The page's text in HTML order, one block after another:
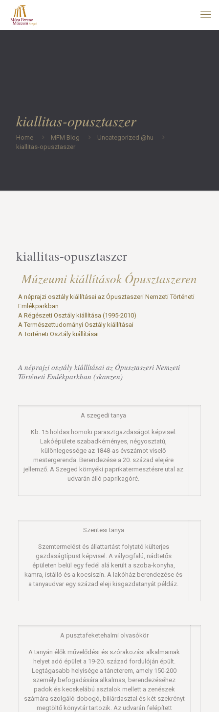
kiallitas-opusztaszer
Home MFM Blog
Uncategorized @hu
kiallitas-opusztaszer
kiallitas-opusztaszer
Múzeumi kiállítások Ópusztaszeren
A néprajzi osztály kiállításai az Ópusztaszeri Nemzeti Történeti
Emlékparkban
A Régészeti Osztály kiállítása (1995-2010)
A Természettudományi Osztály kiállításai
A Történeti Osztály kiállításai
A néprajzi osztály kiállításai az Ópusztaszeri Nemzeti
Történeti Emlékparkban (skanzen)
A szegedi tanya
Kb. 15 holdas homoki parasztgazdaságot képvisel.
Lakóépülete szabadkéményes, négyosztatú,
különlegessége az 1848-as évszámot viselő
mestergerenda. Berendezése a 20. század elejére
jellemző. A Szeged környéki paprikatermesztésre utal az
udvarán álló paprikagóré.
Szentesi tanya
Szemtermelést és állattartást folytató külterjes
gazdaságtípust képvisel. A vályogfalú, nádtetős
épületen belül egy fedél alá került a szoba-konyha,
kamra, istálló és a kocsiszín. A lakóház berendezése és
a tanyaudvar egy század eleji kisgazdatanyát példáz.
A pusztafeketehalmi olvasókör
A tanyán élők művelődési és szórakozási alkalmainak
helyet adó épület a 19-20. század fordulóján épült.
Legtágasabb helyisége a táncterem, amely 150-200
személy befogadására alkalmas, berendezéséhez
padok és kecskelábú asztalok mellett a zenészek
számára szolgáló dobogó, biliárdasztal és két szekrényt
megtöltő könyvtár tartozik. Az udvarán felépített